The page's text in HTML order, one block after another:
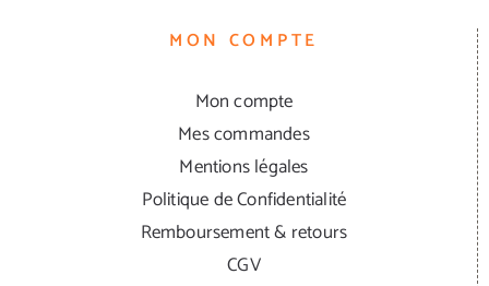
MON COMPTE
Mon compte
Mes commandes
Mentions légales
Politique de Confidentialité
Remboursement & retours
CGV